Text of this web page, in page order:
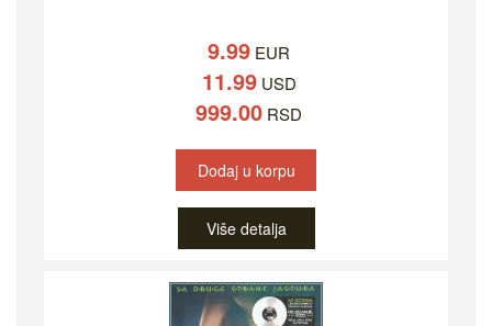
9.99 EUR
11.99USD
999.00 RSD
Dodaj u korpu
Više detalja